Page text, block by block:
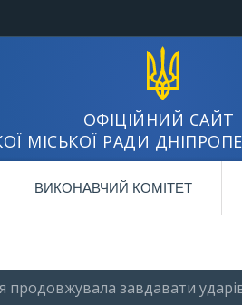
ОФІЦІЙНИЙ САЙТ
МІСЬКОЇ РАДИ
ВИКОНАВЧИЙ КОМІТЕТ
продовжувала завдавати